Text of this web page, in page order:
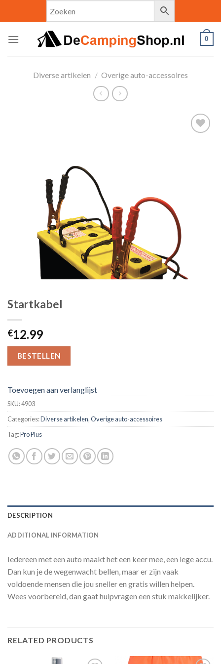
0
Diverse artikelen / Overige auto-accessoires
Startkabel
€12.99
BESTELLEN
Toevoegen aan verlanglijst
SKU:4903
Categories:Diverse artikelen,Overige auto-accessoires
Tag:Pro Plus
DESCRIPTION
ADDITIONAL INFORMATION
Iedereen met een auto maakt het een keer mee, een lege accu.
Dan kun je de wegenwacht bellen, maar er zijn vaak
voldoende mensen die jou sneller en gratis willen helpen.
Wees voorbereid, dan gaat hulpvragen een stuk makkelijker.
RELATED PRODUCTS